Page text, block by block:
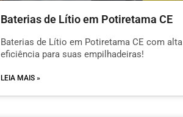
Baterias de Lítio em Potiretama CE
Baterias de Lítio em Potiretama CE com alta
eficiência para suas empilhadeiras!
LEIA MAIS »